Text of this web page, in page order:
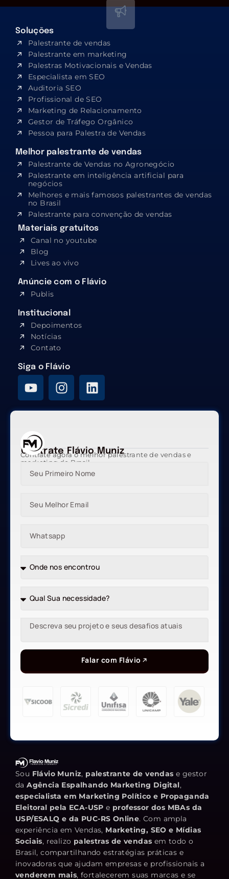
Soluções
Palestrante de vendas
Palestrante em marketing
Palestras Motivacionais e Vendas
Especialista em SEO​
Auditoria SEO
Profissional de SEO
Marketing de Relacionamento
Gestor de Tráfego Orgânico
Pessoa para Palestra de Vendas
Melhor palestrante de vendas
Palestrante de Vendas no Agronegócio
Palestrante em inteligência artificial para
negócios
Melhores e mais famosos palestrantes de vendas
no Brasil
Palestrante para convenção de vendas
Materiais gratuitos
Canal no youtube
Blog
Lives ao vivo
Anúncie com o Flávio
Publis
Institucional
Depoimentos
Notícias
Contato
Siga o Flávio
Contrate Flávio Muniz
Contrate agora o melhor palestrante de vendas e
marketing do Brasil
Falar com Flávio
Sou Flávio Muniz, palestrante de vendas e gestor
daAgência Espalhando Marketing Digital,
especialista em Marketing Político e Propaganda
Eleitoral pela ECA-USP e professor dos MBAs da
USP/ESALQ e da PUC-RS Online. Com ampla
experiência em Vendas, Marketing, SEO e Mídias
Sociais, realizo palestras de vendas em todo o
Brasil, compartilhando estratégias práticas e
inovadoras que ajudam empresas e profissionais a
venderem mais, fortalecerem suas marcas e se